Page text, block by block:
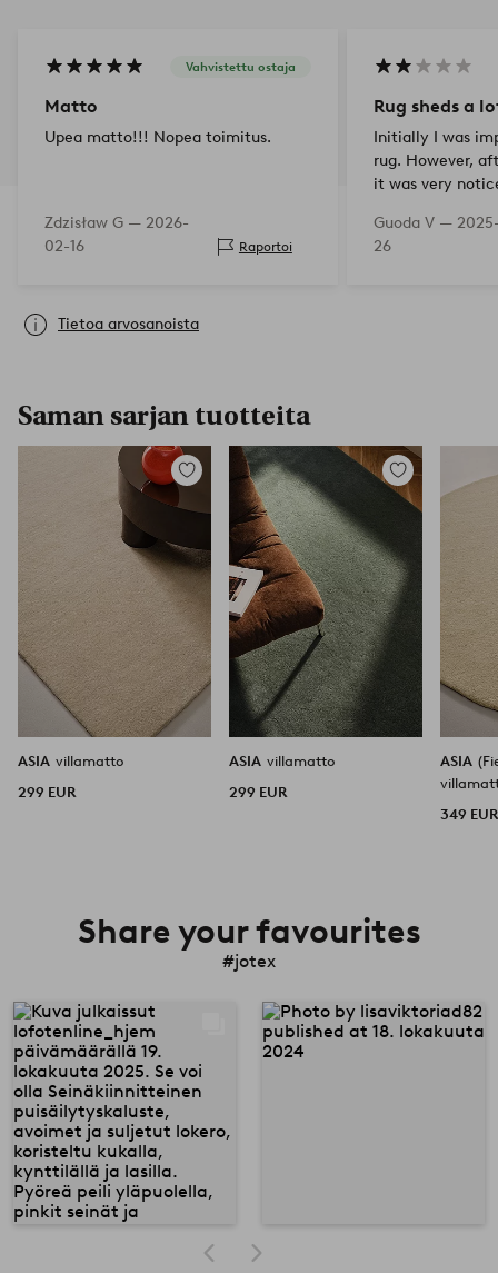
Vahvistettu ostaja
Matto
Upea matto!!! Nopea toimitus.
Zdzisław G — 2026-
02-16
Raportoi
Rug sheds a
Initially I was
rug. However,
it was very
persisting. I’m
purchasing…
Guoda V —
26
Tietoa arvosanoista
Saman sarjan tuotteita
Lisää
suosikkeihin
ASIA villamatto
299 EUR
Lisää
suosikkeihin
ASIA villamatto
299 EUR
ASIA
349 EUR
Share your favourites
#jotex